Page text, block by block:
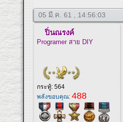
05 มี.ค. 61 , 14:56:03
ปิ่นณรงค์
Programer สาย DIY
กระทู้: 564
พลังขอบคุณ:488